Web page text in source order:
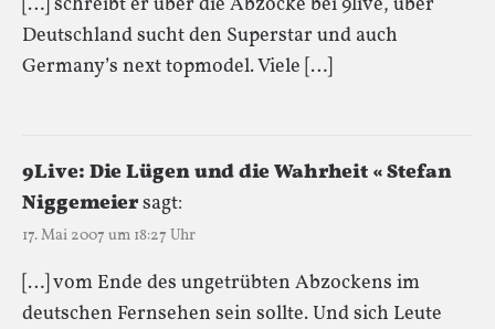
Deutschland sucht den Superstar und auch
Germany’s next topmodel. Viele […]
9Live: Die Lügen und die Wahrheit « Stefan
Niggemeiersagt:
17. Mai 2007 um 18:27 Uhr
[…] vom Ende des ungetrübten Abzockens im
deutschen Fernsehen sein sollte. Und sich Leute